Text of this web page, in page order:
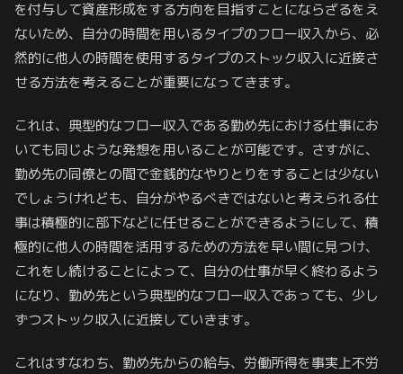
を付与して資産形成をする方向を目指すことにならざるをえ
ないため、自分の時間を用いるタイプのフロー収入から、必
然的に他人の時間を使用するタイプのストック収入に近接さ
せる方法を考えることが重要になってきます。
これは、典型的なフロー収入である勤め先における仕事にお
いても同じような発想を用いることが可能です。さすがに、
勤め先の同僚との間で金銭的なやりとりをすることは少ない
でしょうけれども、自分がやるべきではないと考えられる仕
事は積極的に部下などに任せることができるようにして、積
極的に他人の時間を活用するための方法を早い間に見つけ、
これをし続けることによって、自分の仕事が早く終わるよう
になり、勤め先という典型的なフロー収入であっても、少し
ずつストック収入に近接していきます。
これはすなわち、勤め先からの給与、労働所得を事実上不労